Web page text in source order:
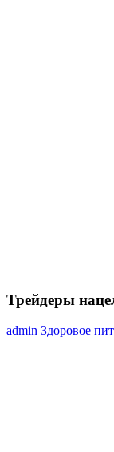
Трейдеры
admin Здоровое